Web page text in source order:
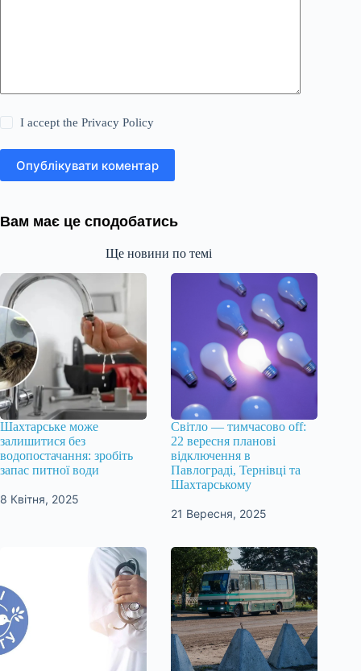
I accept thePrivacy Policy
Опублікувати коментар
Вам має це сподобатись
Ще новини по темі
Шахтарське може
залишитися без
водопостачання: зробіть
запас питної води
8 Квітня, 2025
Світло — тимчасово off:
22 вересня планові
відключення в
Павлограді, Тернівці та
Шахтарському
21 Вересня, 2025